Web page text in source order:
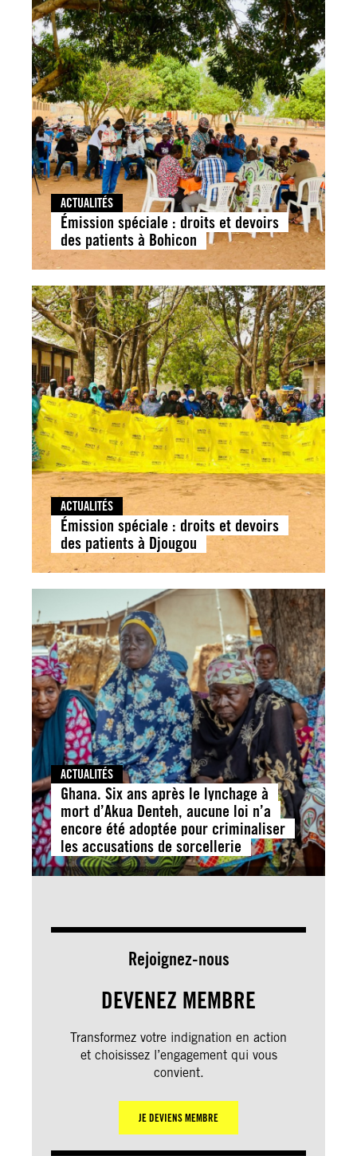
ACTUALITÉS
Émission spéciale : droits et devoirs
des patients à Bohicon
ACTUALITÉS
Émission spéciale : droits et devoirs
des patients à Djougou
ACTUALITÉS
Ghana. Six ans après le lynchage à
mort d’Akua Denteh, aucune loi n’a
encore été adoptée pour criminaliser
les accusations de sorcellerie
Rejoignez-nous
DEVENEZ MEMBRE
Transformez votre indignation en action
et choisissez l’engagement qui vous
convient.
JE DEVIENS MEMBRE